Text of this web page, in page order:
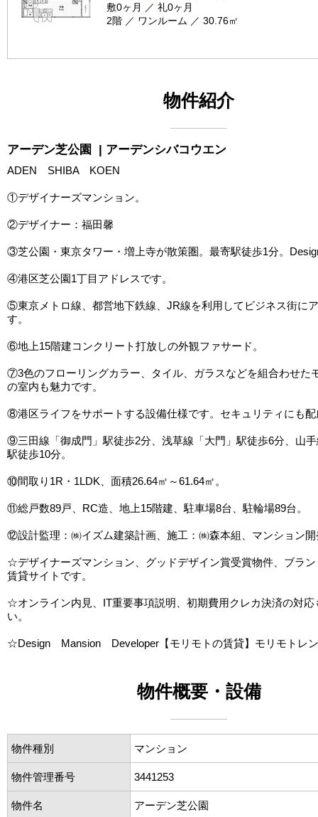
敷0ヶ月 ／ 礼0ヶ月
2階 ／ ワンルーム ／ 30.76㎡
物件紹介
アーデン芝公園 | アーデンシバコウエン
ADEN SHIBA KOEN
①デザイナーズマンション。
②デザイナー：福田馨
③芝公園・東京タワー・増上寺が散策圏。最寄駅徒歩1分。
④港区芝公園1丁目アドレスです。
⑤東京メトロ線、都営地下鉄線、JR線を利用してビジネス街に
す。
⑥地上15階建コンクリート打放しの外観ファサード。
⑦3色のフローリングカラー、タイル、ガラスなどを組合わせた
の室内も魅力です。
⑧港区ライフをサポートする設備仕様です。セキュリティにも
⑨三田線「御成門」駅徒歩2分、浅草線「大門」駅徒歩6分、山
駅徒歩10分。
⑩間取り1R・1LDK、面積26.64㎡～61.64㎡。
⑪総戸数89戸、RC造、地上15階建、駐車場8台、駐輪場89台。
⑫設計監理：㈱イズム建築計画、施工：㈱森本組、マンション
☆デザイナーズマンション、グッドデザイン賞受賞物件、ブラ
賃貸サイトです。
☆オンライン内見、IT重要事項説明、初期費用クレカ決済の対応
い。
☆Design Mansion Developer【モリモトの賃貸】モリモトレ
物件概要・設備
物件種別 マンション
物件管理番号 3441253
物件名 アーデン芝公園